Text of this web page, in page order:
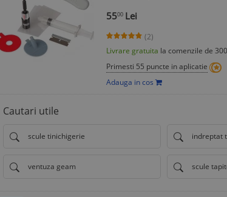
5500 Lei
(2)
Livrare gratuita la comenzile de
Primesti 55 puncte in aplicatie
Adauga in cos
Cautari utile
scule tinichigerie indreptat
ventuza geam scule